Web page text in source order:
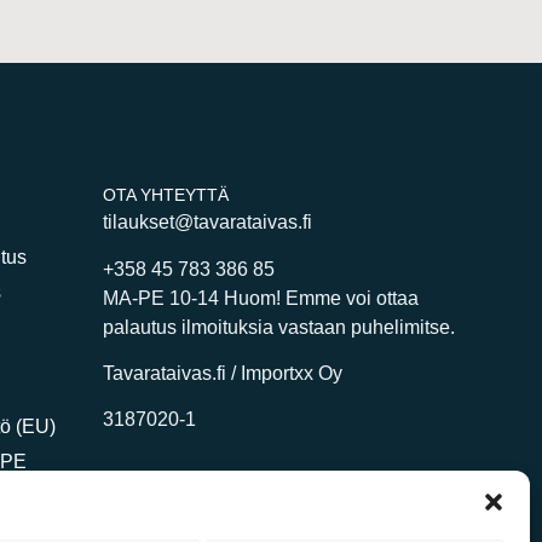
(EU)
OTA YHTEYTTÄ
tilaukset@tavarataivas.fi
+358 45 783 386 85
MA-PE 10-14 Huom! Emme voi ottaa
palautus ilmoituksia vastaan puhelimitse.
Tavarataivas.fi / Importxx Oy
3187020-1